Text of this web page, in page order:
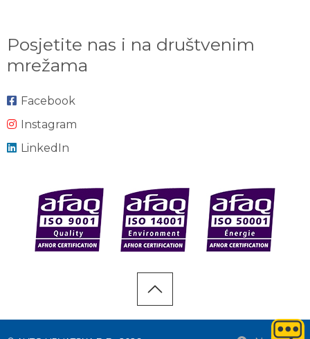
Posjetite nas i na društvenim
mrežama
Facebook
Instagram
LinkedIn